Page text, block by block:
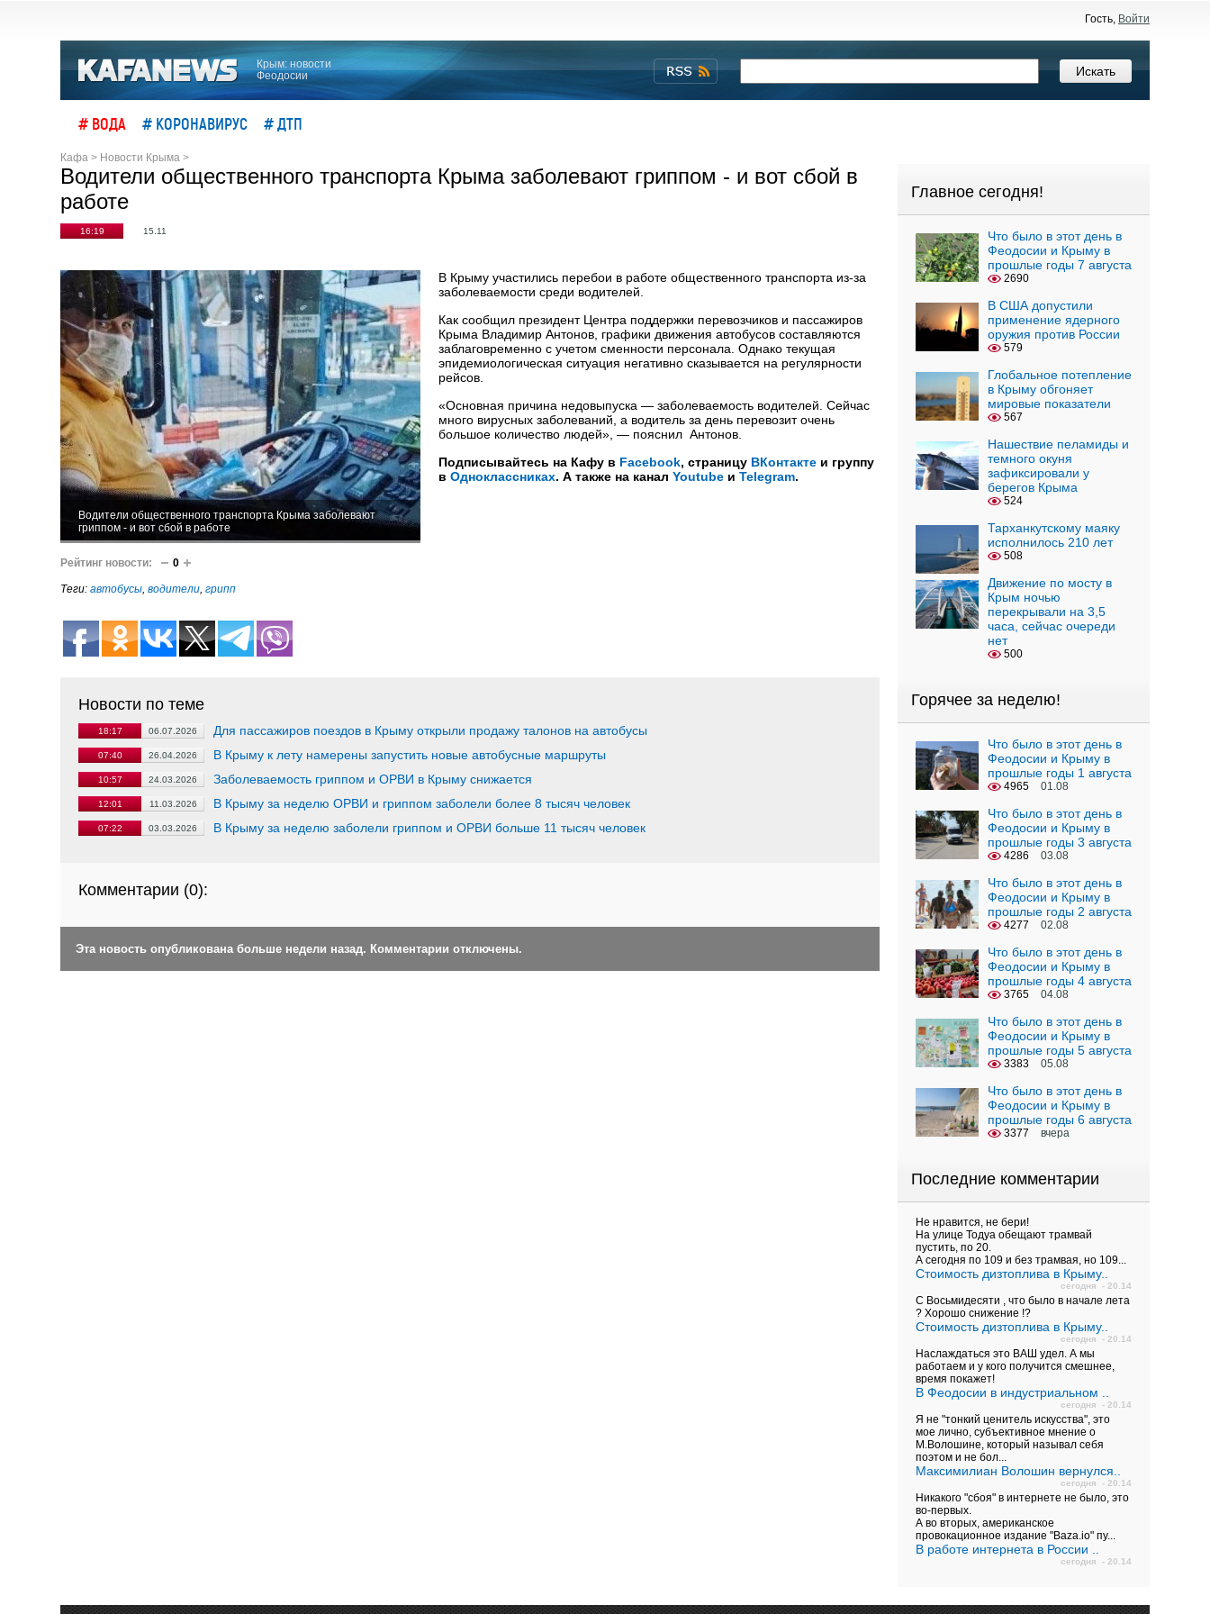
Гость, Войти
Крым: новости
Феодосии
# ВОДА # КОРОНАВИРУС # ДТП
Кафа > Новости Крыма >
Водители общественного транспорта Крыма заболевают гриппом - и вот сбой в
работе
16:19 15.11
Водители общественного транспорта Крыма заболевают
гриппом - и вот сбой в работе
В Крыму участились перебои в работе общественного транспорта из-за
заболеваемости среди водителей.
Как сообщил президент Центра поддержки перевозчиков и пассажиров
Крыма Владимир Антонов, графики движения автобусов составляются
заблаговременно с учетом сменности персонала. Однако текущая
эпидемиологическая ситуация негативно сказывается на регулярности
рейсов.
«Основная причина недовыпуска — заболеваемость водителей. Сейчас
много вирусных заболеваний, а водитель за день перевозит очень
большое количество людей», — пояснил Антонов.
Подписывайтесь на Кафу в Facebook, страницу ВКонтакте и группу
в Одноклассниках. А также на канал Youtube и Telegram.
Рейтинг новости: 0
Теги: автобусы, водители, грипп
Новости по теме
18:17 06.07.2026 Для пассажиров поездов в Крыму открыли продажу талонов на автобусы
07:40 26.04.2026 В Крыму к лету намерены запустить новые автобусные маршруты
10:57 24.03.2026 Заболеваемость гриппом и ОРВИ в Крыму снижается
12:01 11.03.2026 В Крыму за неделю ОРВИ и гриппом заболели более 8 тысяч человек
07:22 03.03.2026 В Крыму за неделю заболели гриппом и ОРВИ больше 11 тысяч человек
Комментарии (0):
Эта новость опубликована больше недели назад. Комментарии отключены.
Главное сегодня!
Что было в этот день в
Феодосии и Крыму в
прошлые годы 7 августа
2690
В США допустили
применение ядерного
оружия против России
579
Глобальное потепление
в Крыму обгоняет
мировые показатели
567
Нашествие пеламиды и
темного окуня
зафиксировали у
берегов Крыма
524
Тарханкутскому маяку
исполнилось 210 лет
508
Движение по мосту в
Крым ночью
перекрывали на 3,5
часа, сейчас очереди
нет
500
Горячее за неделю!
Что было в этот день в
Феодосии и Крыму в
прошлые годы 1 августа
4965 01.08
Что было в этот день в
Феодосии и Крыму в
прошлые годы 3 августа
4286 03.08
Что было в этот день в
Феодосии и Крыму в
прошлые годы 2 августа
4277 02.08
Что было в этот день в
Феодосии и Крыму в
прошлые годы 4 августа
3765 04.08
Что было в этот день в
Феодосии и Крыму в
прошлые годы 5 августа
3383 05.08
Что было в этот день в
Феодосии и Крыму в
прошлые годы 6 августа
3377 вчера
Последние комментарии
Не нравится, не бери!
На улице Тодуа обещают трамвай
пустить, по 20.
А сегодня по 109 и без трамвая, но 109...
Стоимость дизтоплива в Крыму..
сегодня - 20.14
С Восьмидесяти , что было в начале лета
? Хорошо снижение !?
Стоимость дизтоплива в Крыму..
сегодня - 20.14
Наслаждаться это ВАШ удел. А мы
работаем и у кого получится смешнее,
время покажет!
В Феодосии в индустриальном ..
сегодня - 20.14
Я не "тонкий ценитель искусства", это
мое лично, субъективное мнение о
М.Волошине, который называл себя
поэтом и не бол...
Максимилиан Волошин вернулся..
сегодня - 20.14
Никакого "сбоя" в интернете не было, это
во-первых.
А во вторых, американское
провокационное издание "Baza.io" пу...
В работе интернета в России ..
сегодня - 20.14